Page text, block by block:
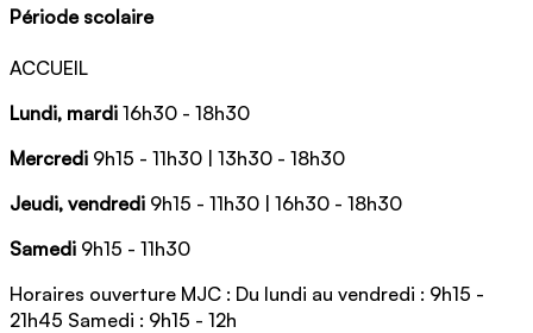
Période scolaire
ACCUEIL
Lundi, mardi 16h30 - 18h30
Mercredi 9h15 - 11h30 | 13h30 - 18h30
Jeudi, vendredi 9h15 - 11h30 | 16h30 - 18h30
Samedi 9h15 - 11h30
Horaires ouverture MJC : Du lundi au vendredi : 9h15 -
21h45 Samedi : 9h15 - 12h